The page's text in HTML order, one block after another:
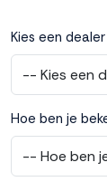
Kies een
Hoe ben je